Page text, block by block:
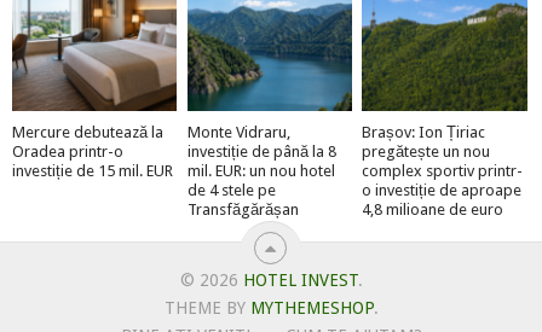
Mercure debutează la
Oradea printr-o
investiție de 15 mil. EUR
Monte Vidraru,
investiție de până la 8
mil. EUR: un nou hotel
de 4 stele pe
Transfăgărășan
Brașov: Ion Țiriac
pregătește un nou
complex sportiv printr-
o investiție de aproape
4,8 milioane de euro
© 2026 HOTEL INVEST.
THEME BY MYTHEMESHOP.